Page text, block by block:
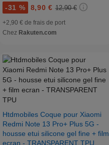
-31 % 8,90 € 12,90 €
+2,90 € de frais de port
Chez Rakuten.com
Htdmobiles Coque pour Xiaomi
Redmi Note 13 Pro+ Plus 5G -
housse etui silicone gel fine + film
ecran - TRANSPARENT TPU